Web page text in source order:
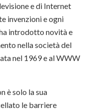
e di Internet
invenzioni e ogni
introdotto novità e
nella società del
nel 1969 e al WWW
è solo la sua
le barriere